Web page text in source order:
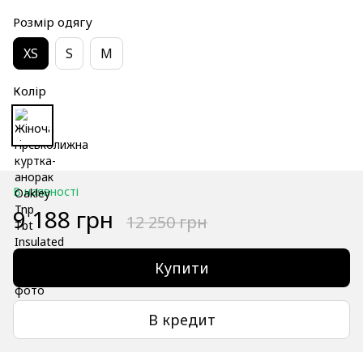
Розмір одягу
XS S M
Колір
В наявності
9 188 грн 12 250 грн
Купити
В кредит